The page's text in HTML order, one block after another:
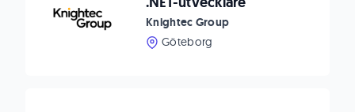
Knightec Group
Göteborg